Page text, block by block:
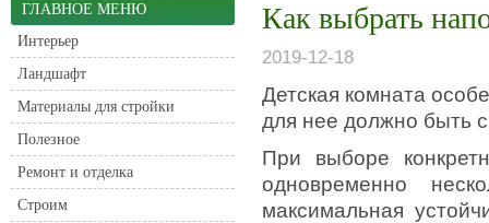
ГЛАВНОЕ МЕНЮ
Интерьер
Ландшафт
Материалы для стройки
Полезное
Ремонт и отделка
Строим
Как выбрать
2019-12-18
Детская комната
для нее должно быть
При выборе
одновременно
максимальная